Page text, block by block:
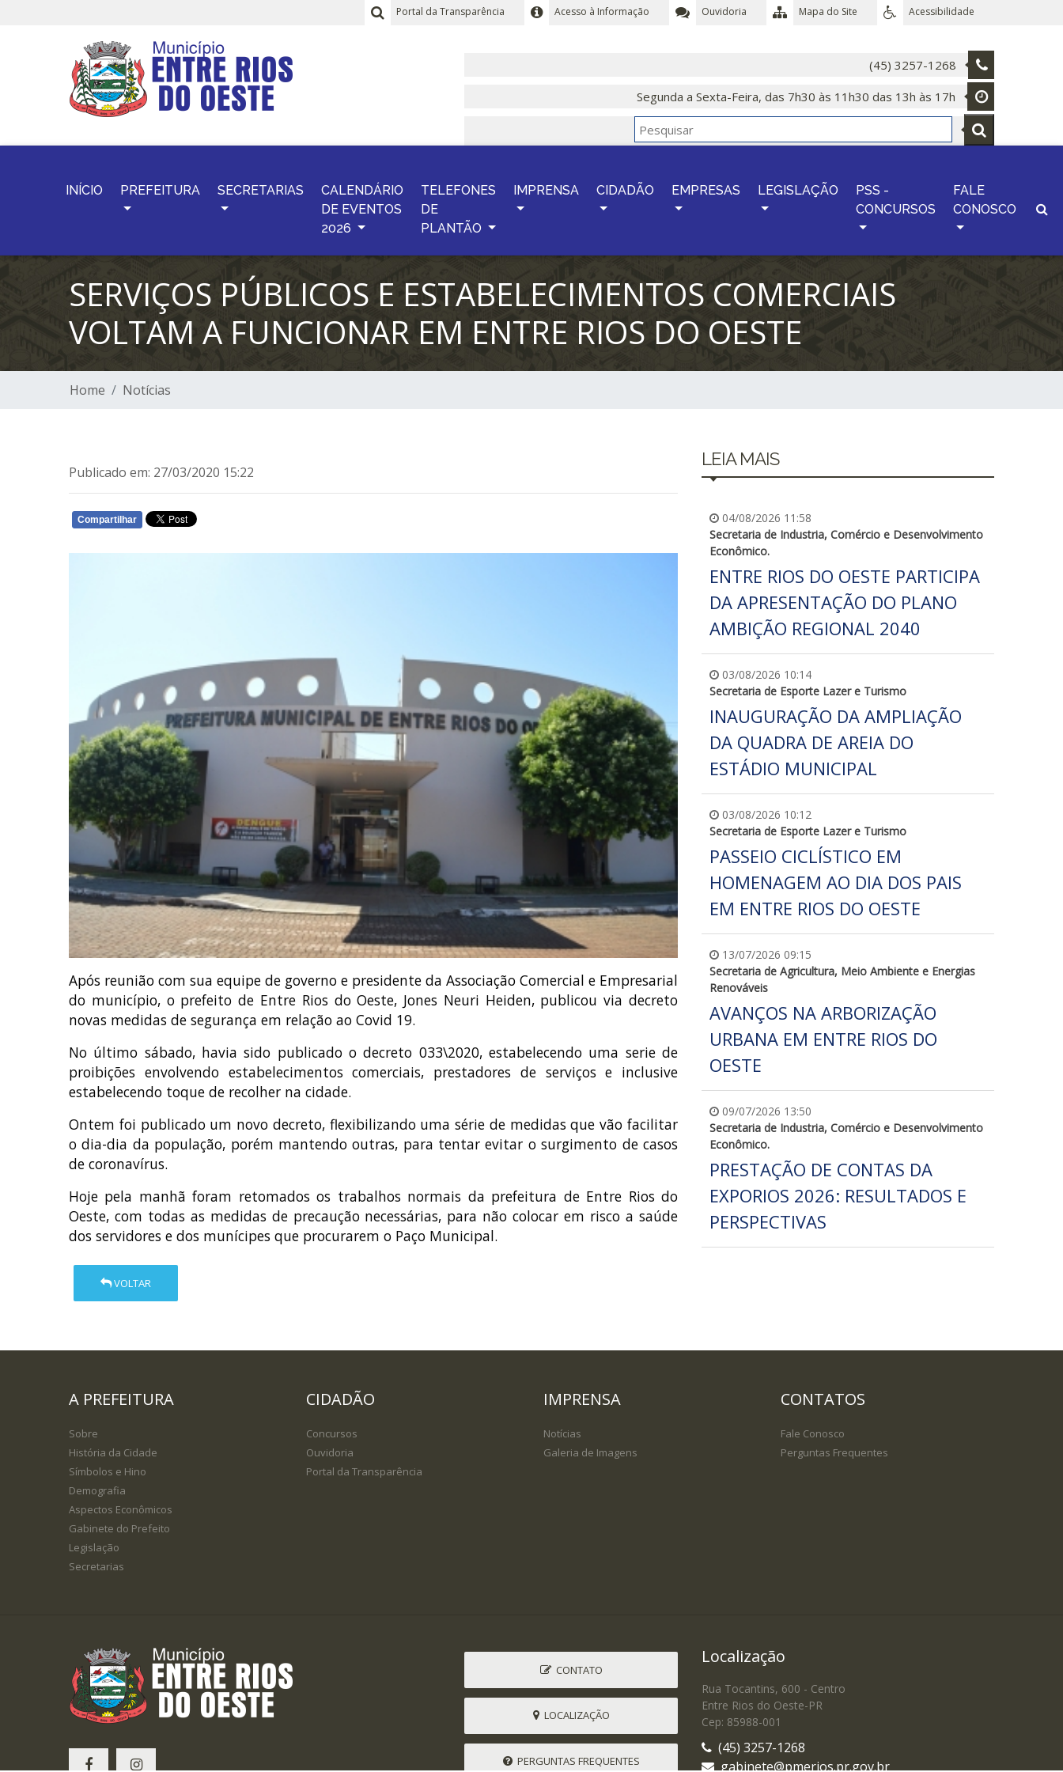
Acessibilidade
Mapa do Site
Ouvidoria
Acesso à Informação
Portal da Transparência
(45) 3257-1268
Segunda a Sexta-Feira, das 7h30 às 11h30 das 13h às 17h
INÍCIO PREFEITURA SECRETARIAS
CALENDÁRIO
DE EVENTOS
2026
TELEFONES
DE
PLANTÃO
IMPRENSA CIDADÃO EMPRESAS LEGISLAÇÃO
PSS -
CONCURSOS
FALE
CONOSCO
SERVIÇOS PÚBLICOS E ESTABELECIMENTOS COMERCIAIS
VOLTAM A FUNCIONAR EM ENTRE RIOS DO OESTE
Home Notícias
Publicado em: 27/03/2020 15:22
Compartilhar
Após reunião com sua equipe de governo e presidente da Associação Comercial e Empresarial
do município, o prefeito de Entre Rios do Oeste, Jones Neuri Heiden, publicou via decreto
novas medidas de segurança em relação ao Covid 19.
No último sábado, havia sido publicado o decreto 033\2020, estabelecendo uma serie de
proibições envolvendo estabelecimentos comerciais, prestadores de serviços e inclusive
estabelecendo toque de recolher na cidade.
Ontem foi publicado um novo decreto, flexibilizando uma série de medidas que vão facilitar
o dia-dia da população, porém mantendo outras, para tentar evitar o surgimento de casos
de coronavírus.
Hoje pela manhã foram retomados os trabalhos normais da prefeitura de Entre Rios do
Oeste, com todas as medidas de precaução necessárias, para não colocar em risco a saúde
dos servidores e dos munícipes que procurarem o Paço Municipal.
VOLTAR
LEIA MAIS
04/08/2026 11:58
Secretaria de Industria, Comércio e Desenvolvimento
Econômico.
ENTRE RIOS DO OESTE PARTICIPA
DA APRESENTAÇÃO DO PLANO
AMBIÇÃO REGIONAL 2040
03/08/2026 10:14
Secretaria de Esporte Lazer e Turismo
INAUGURAÇÃO DA AMPLIAÇÃO
DA QUADRA DE AREIA DO
ESTÁDIO MUNICIPAL
03/08/2026 10:12
Secretaria de Esporte Lazer e Turismo
PASSEIO CICLÍSTICO EM
HOMENAGEM AO DIA DOS PAIS
EM ENTRE RIOS DO OESTE
13/07/2026 09:15
Secretaria de Agricultura, Meio Ambiente e Energias
Renováveis
AVANÇOS NA ARBORIZAÇÃO
URBANA EM ENTRE RIOS DO
OESTE
09/07/2026 13:50
Secretaria de Industria, Comércio e Desenvolvimento
Econômico.
PRESTAÇÃO DE CONTAS DA
EXPORIOS 2026: RESULTADOS E
PERSPECTIVAS
A PREFEITURA
Sobre
História da Cidade
Símbolos e Hino
Demografia
Aspectos Econômicos
Gabinete do Prefeito
Legislação
Secretarias
CIDADÃO
Concursos
Ouvidoria
Portal da Transparência
IMPRENSA
Notícias
Galeria de Imagens
CONTATOS
Fale Conosco
Perguntas Frequentes
CONTATO
LOCALIZAÇÃO
PERGUNTAS FREQUENTES
Localização
Rua Tocantins, 600 - Centro
Entre Rios do Oeste-PR
Cep: 85988-001
(45) 3257-1268
gabinete@pmerios.pr.gov.br